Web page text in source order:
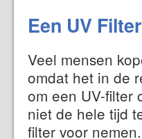
Een UV
Veel mensen
omdat het in de
om een UV-filter
niet de hele tijd
filter voor